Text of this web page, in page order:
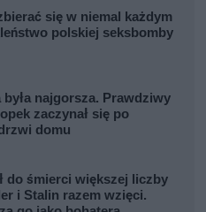
się w niemal każdym
polskiej seksbomby
była najgorsza. Prawdziwy
zaczynał się po
domu
do śmierci większej liczby
i Stalin razem wzięci.